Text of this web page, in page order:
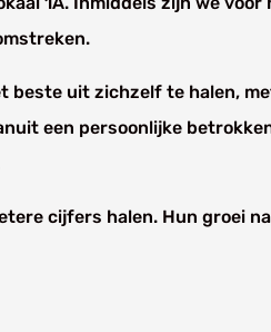
beste uit zichzelf te halen,
een persoonlijke
cijfers halen. Hun groei